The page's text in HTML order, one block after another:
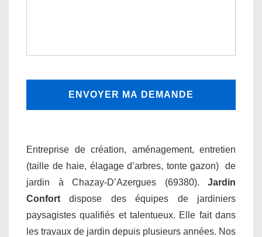
Entreprise de création, aménagement, entretien
(taille de haie, élagage d’arbres, tonte gazon) de
jardin à Chazay-D’Azergues (69380). Jardin
Confort dispose des équipes de jardiniers
paysagistes qualifiés et talentueux. Elle fait dans
les travaux de jardin depuis plusieurs années. Nos